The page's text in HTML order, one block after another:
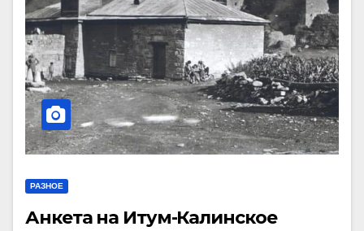
РАЗНОЕ
Анкета на Итум-Калинское